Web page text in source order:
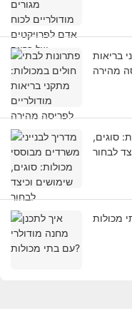
בריאות
מהירה
סוגים,
לבחור